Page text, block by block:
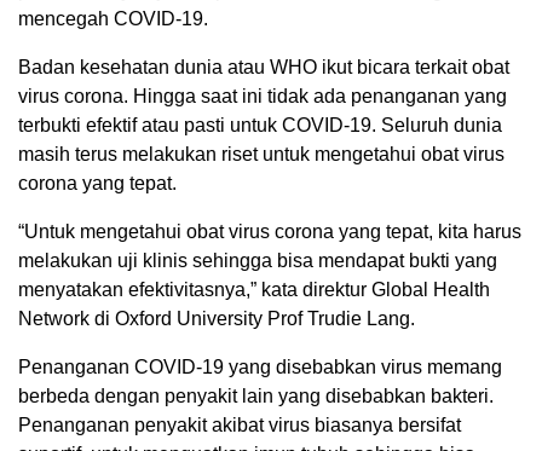
mencegah COVID-19.
Badan kesehatan dunia atau WHO ikut bicara terkait obat
virus corona. Hingga saat ini tidak ada penanganan yang
terbukti efektif atau pasti untuk COVID-19. Seluruh dunia
masih terus melakukan riset untuk mengetahui obat virus
corona yang tepat.
“Untuk mengetahui obat virus corona yang tepat, kita harus
melakukan uji klinis sehingga bisa mendapat bukti yang
menyatakan efektivitasnya,” kata direktur Global Health
Network di Oxford University Prof Trudie Lang.
Penanganan COVID-19 yang disebabkan virus memang
berbeda dengan penyakit lain yang disebabkan bakteri.
Penanganan penyakit akibat virus biasanya bersifat